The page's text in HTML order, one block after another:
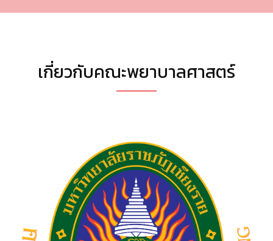
เกี่ยวกับคณะพยาบาลศาสตร์